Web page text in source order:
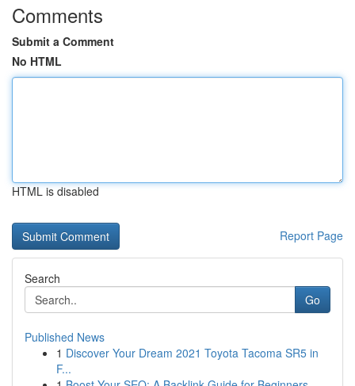
Comments
Submit a Comment
No HTML
HTML is disabled
Report Page
Search
Go
Published News
1 Discover Your Dream 2021 Toyota Tacoma SR5 in
F...